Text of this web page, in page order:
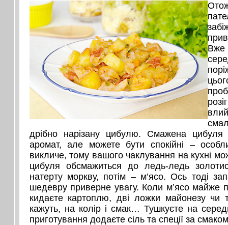
Вже
дрібно нарізану цибулю. Смажена
аромат, але можете бути спокійні –
викличе, тому вашого чаклування на кухні
цибуля обсмажиться до ледь-ледь
натерту моркву, потім – м’ясо. Ось тоді
шедевру приверне увагу. Коли м’ясо майже
кидаєте картоплю, дві ложки майонезу чи
кажуть, на колір і смак… Тушкуєте на
приготування додаєте сіль та спеції за